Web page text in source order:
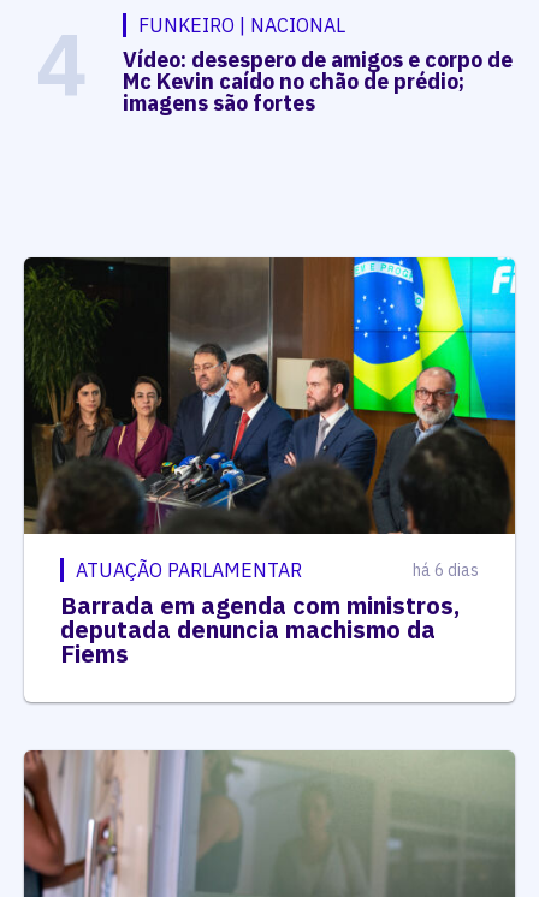
4 FUNKEIRO | NACIONAL
Vídeo: desespero de amigos e corpo de
Mc Kevin caído no chão de prédio;
imagens são fortes
ATUAÇÃO PARLAMENTAR há 6 dias
Barrada em agenda com ministros,
deputada denuncia machismo da
Fiems